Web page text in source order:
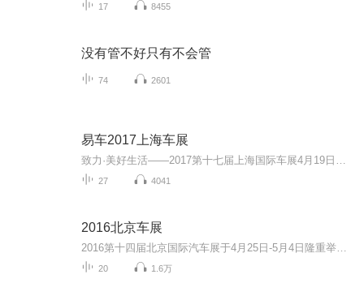
17 8455
没有管不好只有不会管
74 2601
易车2017上海车展
27 4041
2016北京车展
20 1.6万